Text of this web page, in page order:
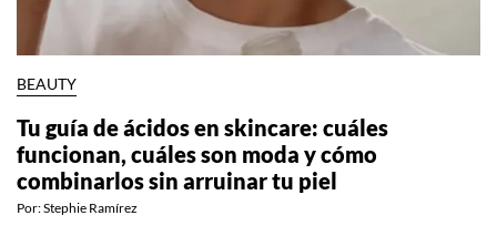
BEAUTY
Tu guía de ácidos en skincare: cuáles
funcionan, cuáles son moda y cómo
combinarlos sin arruinar tu piel
Por:Stephie Ramírez